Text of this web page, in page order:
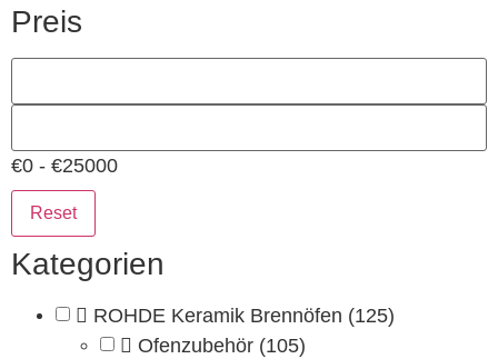
Preis
€0 - €25000
Reset
Kategorien
ROHDE Keramik Brennöfen (125)
Ofenzubehör (105)